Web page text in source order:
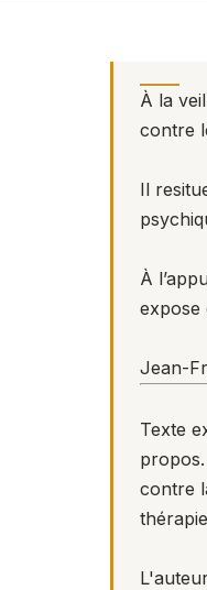
À la
contre
Il
À
expose
Jean-
Texte
contre